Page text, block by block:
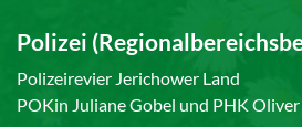
Polizei
Polizeirevier Jerichower Land
POKin Juliane Gobel und PHK